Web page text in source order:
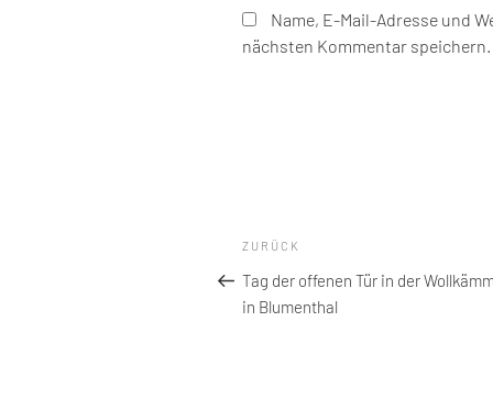
Name, E-Mail-Adresse und
nächsten Kommentar speichern.
Beitragsnavigation
Vorheriger
Beitrag
ZURÜCK
Tag der offenen Tür in der
in Blumenthal